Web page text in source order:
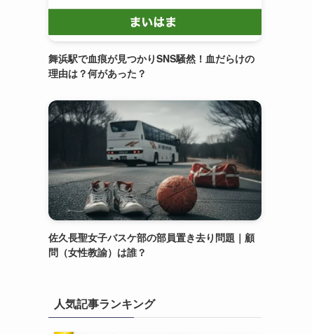
舞浜駅で血痕が見つかりSNS騒然！血だらけの
理由は？何があった？
佐久長聖女子バスケ部の部員置き去り問題｜顧
問（女性教諭）は誰？
人気記事ランキング